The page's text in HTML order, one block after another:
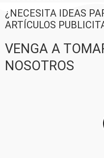
¿NECESITA IDEAS
ARTÍCULOS
VENGA A
NOSOTROS